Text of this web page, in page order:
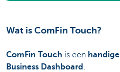
Wat is ComFin Touch?
ComFin Touch is een
Business Dashboard .